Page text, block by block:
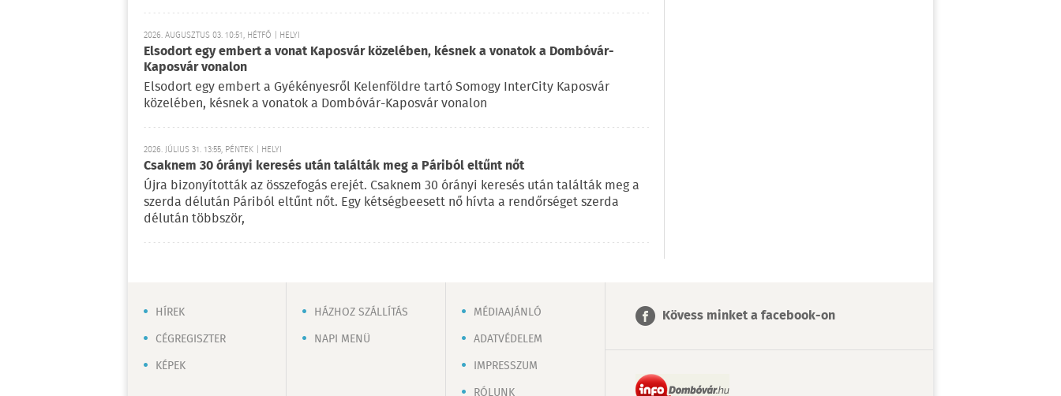
2026. AUGUSZTUS 03. 10:51, HÉTFŐ | HELYI
Elsodort egy embert a vonat Kaposvár közelében, késnek a vonatok a Dombóvár-
Kaposvár vonalon
Elsodort egy embert a Gyékényesről Kelenföldre tartó Somogy InterCity Kaposvár
közelében, késnek a vonatok a Dombóvár-Kaposvár vonalon
2026. JÚLIUS 31. 13:55, PÉNTEK | HELYI
Csaknem 30 órányi keresés után találták meg a Páriból eltűnt nőt
Újra bizonyították az összefogás erejét. Csaknem 30 órányi keresés után találták meg a
szerda délután Páriból eltűnt nőt. Egy kétségbeesett nő hívta a rendőrséget szerda
délután többször,
HÍREK
CÉGREGISZTER
KÉPEK
HÁZHOZ SZÁLLÍTÁS
NAPI MENÜ
MÉDIAAJÁNLÓ
ADATVÉDELEM
IMPRESSZUM
Kövess minket a facebook-on